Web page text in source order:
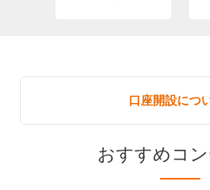
口座開設につ
おすすめコ